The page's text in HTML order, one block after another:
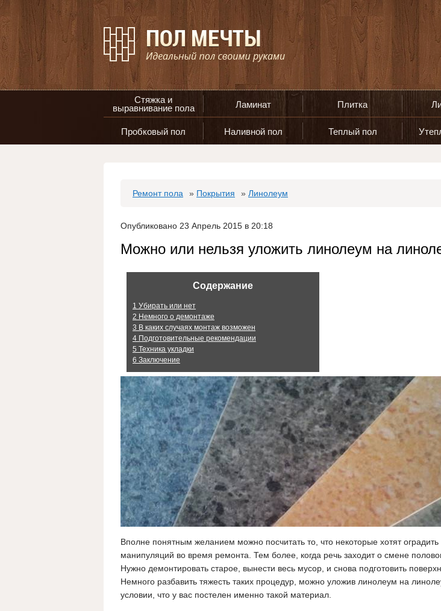
Стяжка и
выравнивание пола
Ламинат Плитка
Пробковый пол Наливной пол Теплый пол
Ремонт пола » Покрытия » Линолеум
Опубликовано 23 Апрель 2015 в 20:18
Можно или нельзя уложить линолеум на
Содержание
1 Убирать или нет
2 Немного о демонтаже
3 В каких случаях монтаж возможен
4 Подготовительные рекомендации
5 Техника укладки
6 Заключение
Вполне понятным желанием можно посчитать то, что некоторые хотят
манипуляций во время ремонта. Тем более, когда речь заходит о смене
Нужно демонтировать старое, вынести весь мусор, и снова подготовить
Немного разбавить тяжесть таких процедур, можно уложив линолеум на
условии, что у вас постелен именно такой материал.